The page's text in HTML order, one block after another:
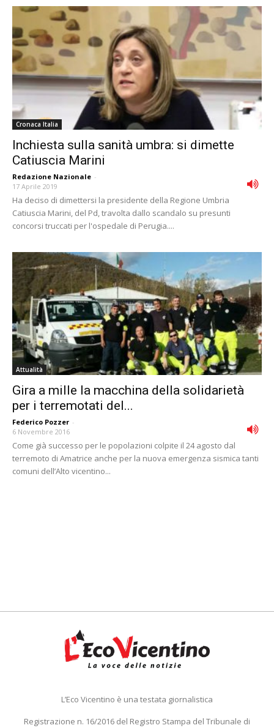
Cronaca Italia
Inchiesta sulla sanità umbra: si dimette
Catiuscia Marini
Redazione Nazionale -
17 Aprile 2019
Ha deciso di dimettersi la presidente della Regione Umbria
Catiuscia Marini, del Pd, travolta dallo scandalo su presunti
concorsi truccati per l'ospedale di Perugia....
Attualità
Gira a mille la macchina della solidarietà
per i terremotati del...
Federico Pozzer -
6 Novembre 2016
Come già successo per le popolazioni colpite il 24 agosto dal
terremoto di Amatrice anche per la nuova emergenza sismica tanti
comuni dell’Alto vicentino...
L’Eco Vicentino è una testata giornalistica
Registrazione n. 16/2016 del Registro Stampa del Tribunale di